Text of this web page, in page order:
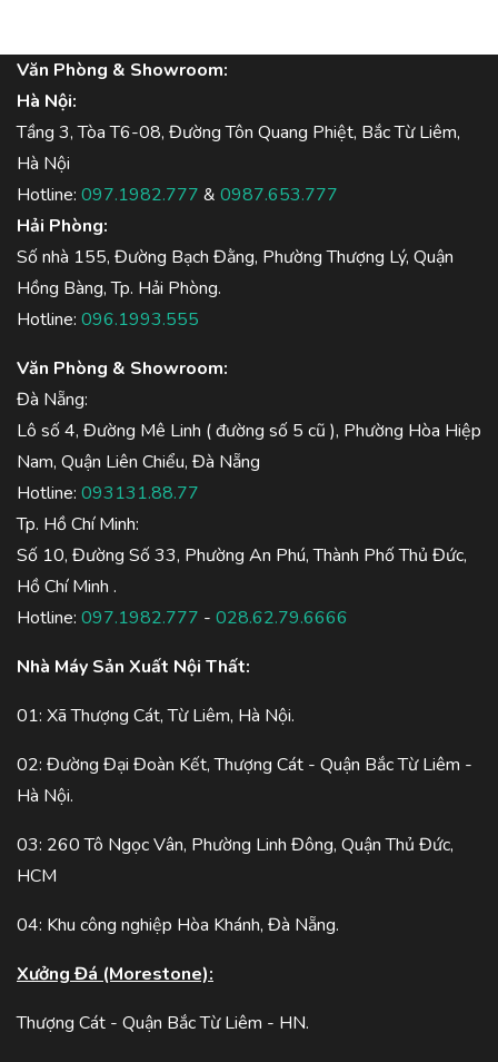
Văn Phòng & Showroom:
Hà Nội:
Tầng 3, Tòa T6-08, Đường Tôn Quang Phiệt, Bắc Từ Liêm,
Hà Nội
Hotline: 097.1982.777 & 0987.653.777
Hải Phòng:
Số nhà 155, Đường Bạch Đằng, Phường Thượng Lý, Quận
Hồng Bàng, Tp. Hải Phòng.
Hotline: 096.1993.555
Văn Phòng & Showroom:
Đà Nẵng:
Lô số 4, Đường Mê Linh ( đường số 5 cũ ), Phường Hòa Hiệp
Nam, Quận Liên Chiểu, Đà Nẵng
Hotline: 093131.88.77
Tp. Hồ Chí Minh:
Số 10, Đường Số 33, Phường An Phú, Thành Phố Thủ Đức,
Hồ Chí Minh .
Hotline: 097.1982.777 - 028.62.79.6666
Nhà Máy Sản Xuất Nội Thất:
01: Xã Thượng Cát, Từ Liêm, Hà Nội.
02: Đường Đại Đoàn Kết, Thượng Cát - Quận Bắc Từ Liêm -
Hà Nội.
03: 260 Tô Ngọc Vân, Phường Linh Đông, Quận Thủ Đức,
HCM
04: Khu công nghiệp Hòa Khánh, Đà Nẵng.
Xưởng Đá (Morestone):
Thượng Cát - Quận Bắc Từ Liêm - HN.